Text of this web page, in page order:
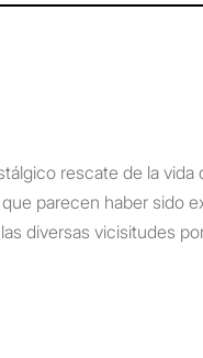
rescate de la
parecen haber sido
diversas vicisitudes